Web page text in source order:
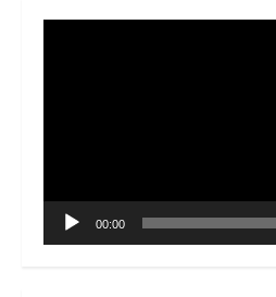
00:00